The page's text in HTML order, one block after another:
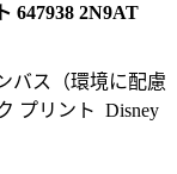
647938 2N9AT
バス（環境に配慮
プリント Disney